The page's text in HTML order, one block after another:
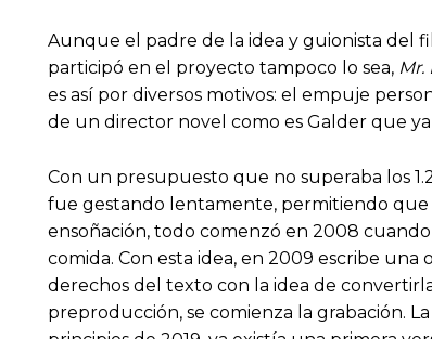
Aunque el padre de la idea y guionista del
participó en el proyecto tampoco lo sea, Mr.
es así por diversos motivos: el empuje
de un director novel como es Galder que
Con un presupuesto que no superaba los
fue gestando lentamente, permitiendo que
ensoñación, todo comenzó en 2008
comida. Con esta idea, en 2009 escribe
derechos del texto con la idea de
preproducción, se comienza la grabación.